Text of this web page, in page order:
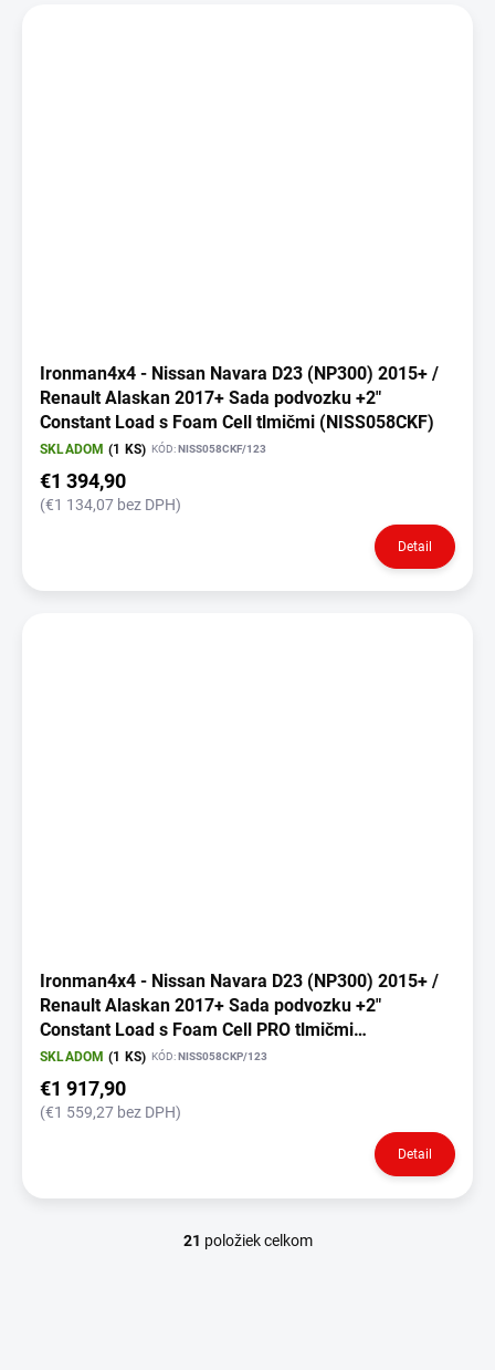
Ironman4x4 - Nissan Navara D23 (NP300) 2015+ /
Renault Alaskan 2017+ Sada podvozku +2"
Constant Load s Foam Cell tlmičmi (NISS058CKF)
SKLADOM (1 KS) KÓD:NISS058CKF/123
€1 394,90
(€1 134,07 bez DPH)
Detail
Ironman4x4 - Nissan Navara D23 (NP300) 2015+ /
Renault Alaskan 2017+ Sada podvozku +2"
Constant Load s Foam Cell PRO tlmičmi
(NISS058CKP)
SKLADOM (1 KS) KÓD: NISS058CKP/123
€1 917,90
(€1 559,27 bez DPH)
Detail
O
21 položiek celkom